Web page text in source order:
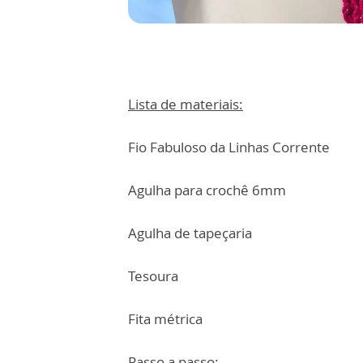
Lista de materiais:
Fio Fabuloso da Linhas Corrente
Agulha para crochê 6mm
Agulha de tapeçaria
Tesoura
Fita métrica